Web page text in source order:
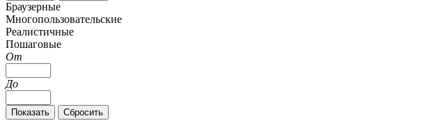
Браузерные
Многопользовательские
Реалистичные
Пошаговые
От
До